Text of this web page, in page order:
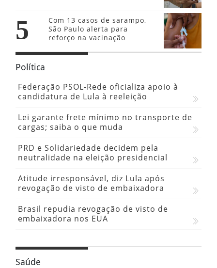
5
Com 13 casos de sarampo,
São Paulo alerta para
reforço na vacinação
Política
Federação PSOL-Rede oficializa apoio à
candidatura de Lula à reeleição
Lei garante frete mínimo no transporte de
cargas; saiba o que muda
PRD e Solidariedade decidem pela
neutralidade na eleição presidencial
Atitude irresponsável, diz Lula após
revogação de visto de embaixadora
Brasil repudia revogação de visto de
embaixadora nos EUA
Saúde